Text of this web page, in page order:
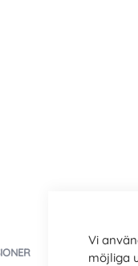
Vi
möjliga
TILLVERKARE